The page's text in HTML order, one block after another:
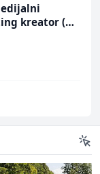
kreator (m/